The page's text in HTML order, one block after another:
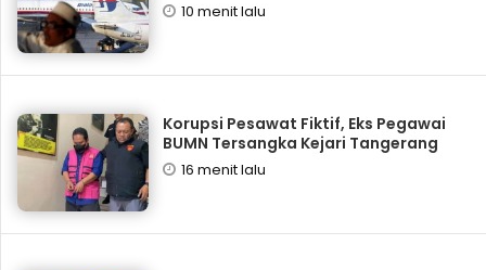
10 menit lalu
Korupsi Pesawat Fiktif, Eks Pegawai
BUMN Tersangka Kejari Tangerang
16 menit lalu